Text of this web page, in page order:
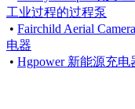
工业过程的过程泵
• Fairchild Aerial
电器
• Hgpower 新能源充电